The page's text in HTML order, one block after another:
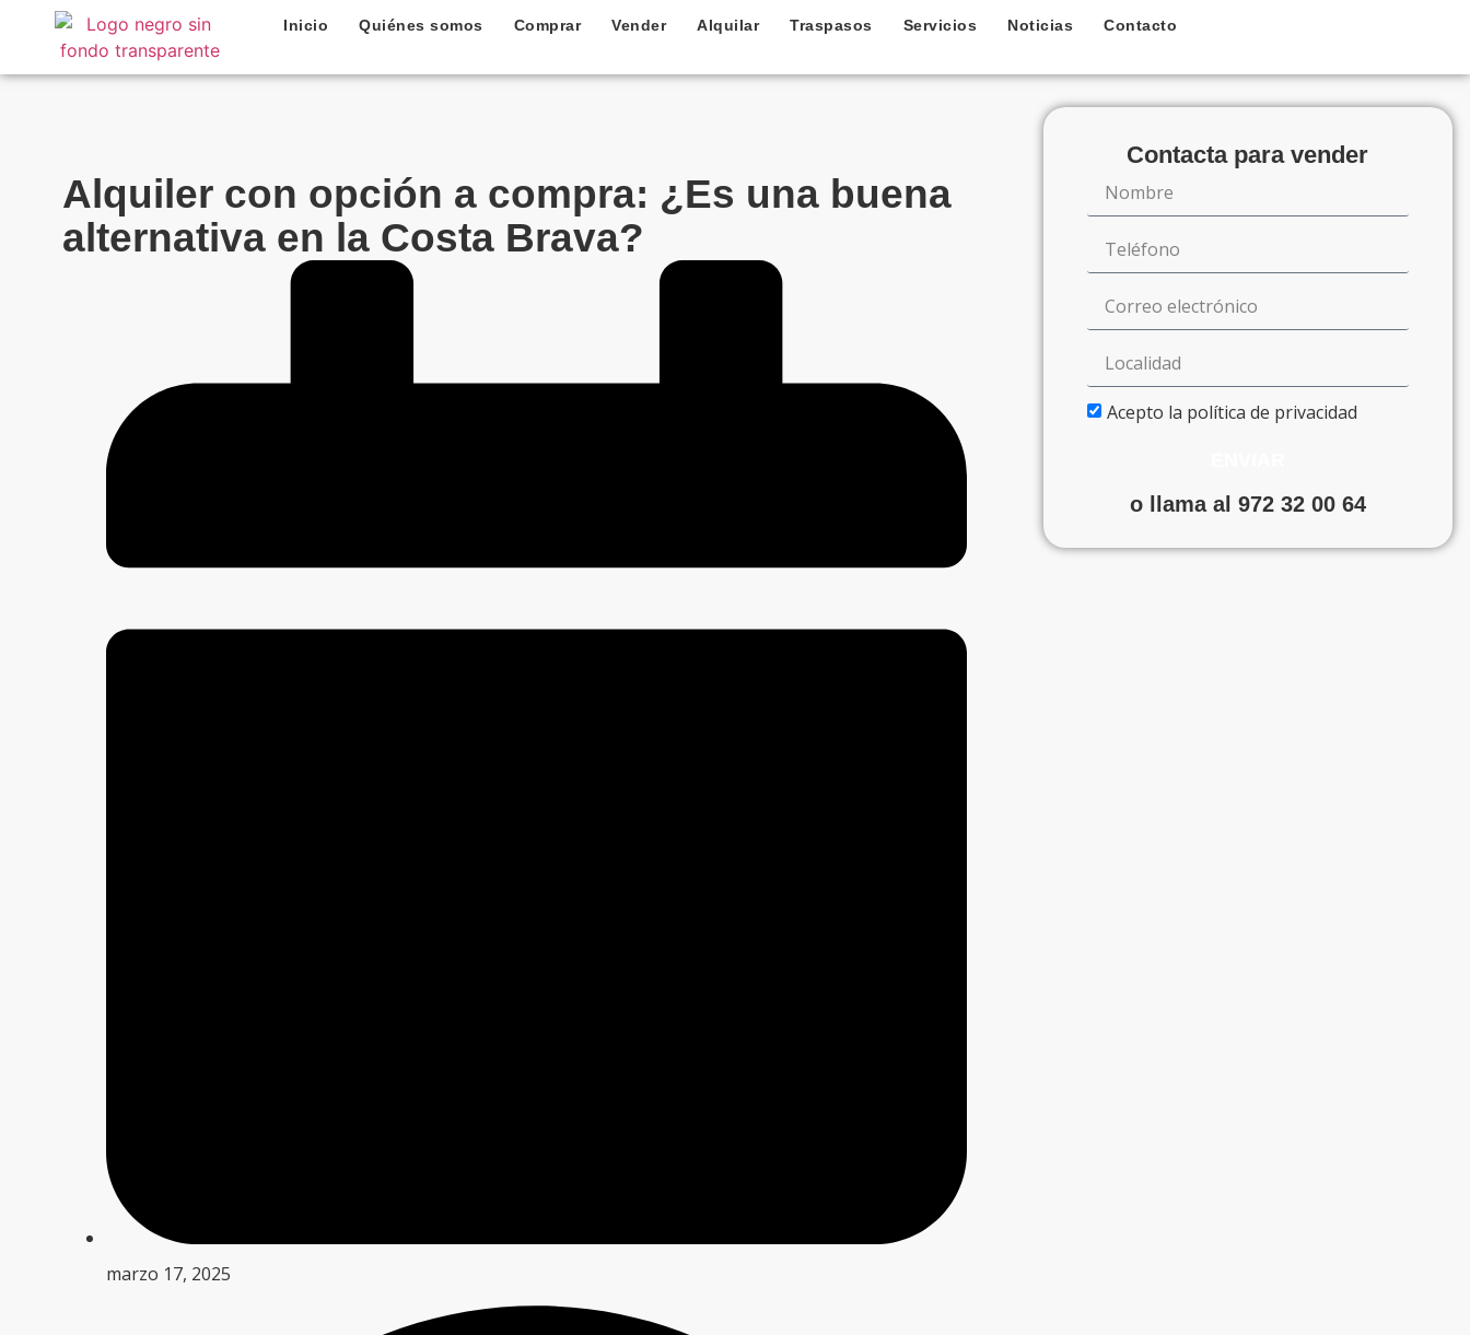
Inicio Quiénes somos Comprar Vender Alquilar Traspasos Servicios Noticias Contacto
Alquiler con opción a compra: ¿Es una buena
alternativa en la Costa Brava?
marzo 17, 2025
Contacta para vender
Acepto la política de privacidad
o llama al 972 32 00 64